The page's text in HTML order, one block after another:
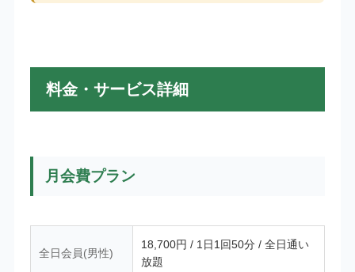
料金・サービス詳細
月会費プラン
全日会員(男性)
18,700円 / 1日1回50分 / 全日通い
放題